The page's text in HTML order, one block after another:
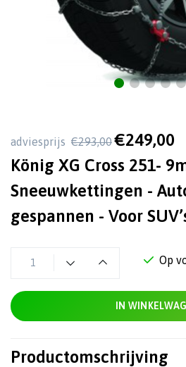
adviesprijs €293,00 €249,00
König XG Cross 251-
Sneeuwkettingen -
gespannen - Voor
Op
IN
Productomschrijving